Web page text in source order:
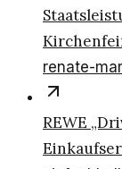
renate-
REWE